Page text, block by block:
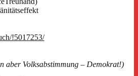
!5017253/
aber Volksabstimmung – Demokrat!)